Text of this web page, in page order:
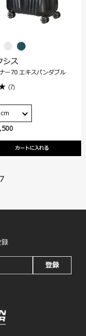
カートに入れる
シス
ー70 エキスパンダブル
(7)
登録